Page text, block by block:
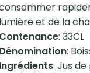
et de la
: 33CL
:
: Jus